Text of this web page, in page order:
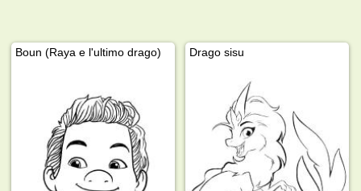
Boun (Raya e l'ultimo drago) Drago sisu